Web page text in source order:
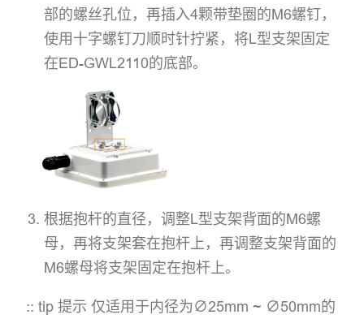
部的螺丝孔位，再插入4颗带垫圈的M6螺钉，
使用十字螺钉刀顺时针拧紧，将L型支架固定
在ED-GWL2110的底部。
根据抱杆的直径，调整L型支架背面的M6螺
母，再将支架套在抱杆上，再调整支架背面的
M6螺母将支架固定在抱杆上。
:: tip 提示 仅适用于内径为∅25mm ~ ∅50mm的